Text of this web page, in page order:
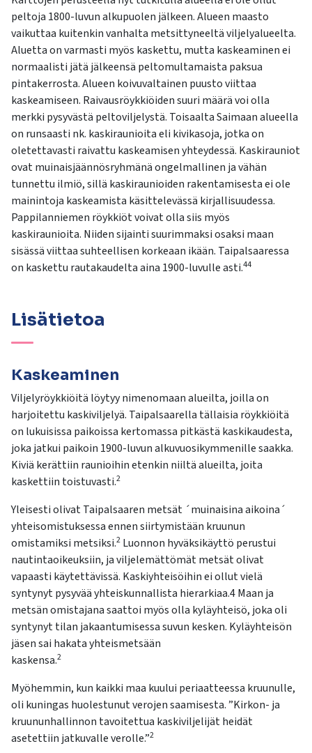
peltoja 1800-luvun alkupuolen jälkeen. Alueen maasto
vaikuttaa kuitenkin vanhalta metsittyneeltä viljelyalueelta.
Aluetta on varmasti myös kaskettu, mutta kaskeaminen ei
normaalisti jätä jälkeensä peltomultamaista paksua
pintakerrosta. Alueen koivuvaltainen puusto viittaa
kaskeamiseen. Raivausröykkiöiden suuri määrä voi olla
merkki pysyvästä peltoviljelystä. Toisaalta Saimaan alueella
on runsaasti nk. kaskiraunioita eli kivikasoja, jotka on
oletettavasti raivattu kaskeamisen yhteydessä. Kaskirauniot
ovat muinaisjäännösryhmänä ongelmallinen ja vähän
tunnettu ilmiö, sillä kaskiraunioiden rakentamisesta ei ole
mainintoja kaskeamista käsittelevässä kirjallisuudessa.
Pappilanniemen röykkiöt voivat olla siis myös
kaskiraunioita. Niiden sijainti suurimmaksi osaksi maan
sisässä viittaa suhteellisen korkeaan ikään. Taipalsaaressa
on kaskettu rautakaudelta aina 1900-luvulle asti.44
Lisätietoa
Kaskeaminen
Viljelyröykkiöitä löytyy nimenomaan alueilta, joilla on
harjoitettu kaskiviljelyä. Taipalsaarella tällaisia röykkiöitä
on lukuisissa paikoissa kertomassa pitkästä kaskikaudesta,
joka jatkui paikoin 1900-luvun alkuvuosikymmenille saakka.
Kiviä kerättiin raunioihin etenkin niiltä alueilta, joita
kaskettiin toistuvasti.2
Yleisesti olivat Taipalsaaren metsät ´muinaisina aikoina´
yhteisomistuksessa ennen siirtymistään kruunun
omistamiksi metsiksi.2 Luonnon hyväksikäyttö perustui
nautintaoikeuksiin, ja viljelemättömät metsät olivat
vapaasti käytettävissä. Kaskiyhteisöihin ei ollut vielä
syntynyt pysyvää yhteiskunnallista hierarkiaa.4 Maan ja
metsän omistajana saattoi myös olla kyläyhteisö, joka oli
syntynyt tilan jakaantumisessa suvun kesken. Kyläyhteisön
jäsen sai hakata yhteismetsään
kaskensa.2
Myöhemmin, kun kaikki maa kuului periaatteessa kruunulle,
oli kuningas huolestunut verojen saamisesta. ”Kirkon- ja
kruununhallinnon tavoitettua kaskiviljelijät heidät
asetettiin jatkuvalle verolle.”2